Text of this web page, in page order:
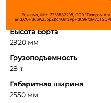
13643 мм
Высота борта
2920 мм
Грузоподъемность
28 т
Габаритная ширина
2550 мм